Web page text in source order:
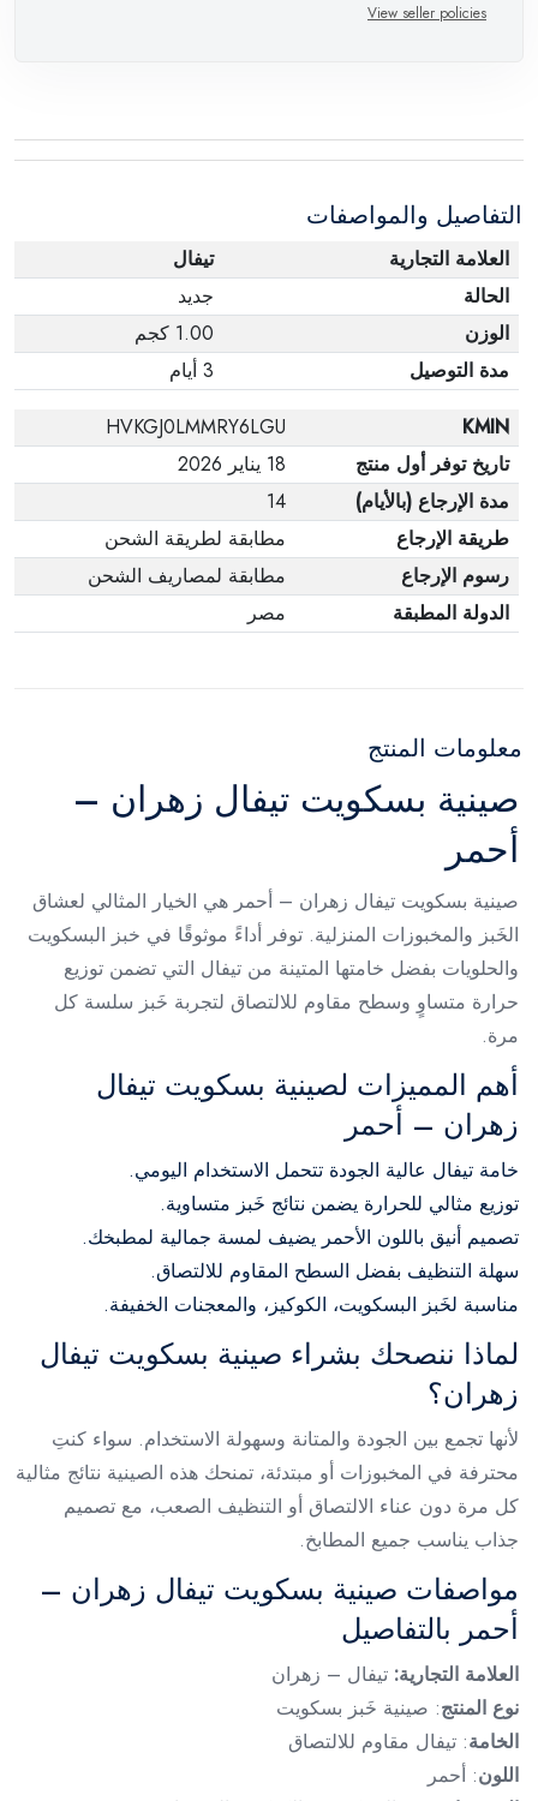
عبوته الأصلية. لاحظ أنه لا يمكن إرجاع المنتجات
وفي عبواتها الأصلية.
View seller policies
التفاصيل والمواصفات
العلامة التجارية
تيفال
الحالة
جديد
الوزن
1.00 كجم
مدة التوصيل
3 أيام
KMIN
HVKGJ0LMMRY6LGU
تاريخ توفر أول منتج
18 يناير 2026
مدة الإرجاع (بالأيام)
14
طريقة الإرجاع
مطابقة لطريقة الشحن
رسوم الإرجاع
مطابقة لمصاريف الشحن
الدولة المطبقة
مصر
معلومات المنتج
صينية بسكويت تيفال زهران –
أحمر
صينية بسكويت تيفال زهران – أحمر هي الخيار المثالي لعشاق
الخَبز والمخبوزات المنزلية. توفر أداءً موثوقًا في خبز البسكويت
والحلويات بفضل خامتها المتينة من تيفال التي تضمن توزيع
حرارة متساوٍ وسطح مقاوم للالتصاق لتجربة خَبز سلسة كل
مرة.
أهم المميزات لصينية بسكويت تيفال
زهران – أحمر
خامة تيفال عالية الجودة تتحمل الاستخدام اليومي.
توزيع مثالي للحرارة يضمن نتائج خَبز متساوية.
تصميم أنيق باللون الأحمر يضيف لمسة جمالية لمطبخك.
سهلة التنظيف بفضل السطح المقاوم للالتصاق.
مناسبة لخَبز البسكويت، الكوكيز، والمعجنات الخفيفة.
لماذا ننصحك بشراء صينية بسكويت تيفال
زهران؟
لأنها تجمع بين الجودة والمتانة وسهولة الاستخدام. سواء كنتِ
محترفة في المخبوزات أو مبتدئة، تمنحك هذه الصينية نتائج مثالية
كل مرة دون عناء الالتصاق أو التنظيف الصعب، مع تصميم
جذاب يناسب جميع المطابخ.
مواصفات صينية بسكويت تيفال زهران –
أحمر بالتفاصيل
العلامة التجارية: تيفال – زهران
نوع المنتج: صينية خَبز بسكويت
الخامة: تيفال مقاوم للالتصاق
اللون: أحمر